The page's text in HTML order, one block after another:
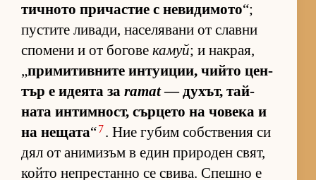
тич­ното при­час­тие с не­ви­ди­мото“;
пус­тите ли­ва­ди, на­се­ля­вани от славни
спо­мени и от бо­гове камуй; и нак­рая,
„при­ми­тив­ните ин­ту­и­ции, чийто цен­
тър е иде­ята за ramat— ду­хът, тай­
ната ин­тим­ност, сър­цето на чо­века и
на не­щата“7. Ние гу­бим соб­с­т­ве­ния си
дял от ани­ми­зъм в един при­ро­ден свят,
който неп­рес­танно се сви­ва. Спешно е